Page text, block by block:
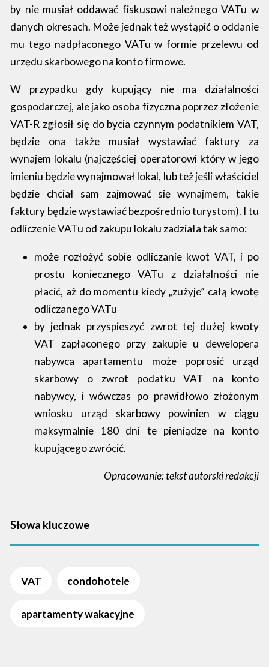
by nie musiał oddawać fiskusowi należnego VATu w
danych okresach. Może jednak też wystąpić o oddanie
mu tego nadpłaconego VATu w formie przelewu od
urzędu skarbowego na konto firmowe.
W przypadku gdy kupujący nie ma działalności
gospodarczej, ale jako osoba fizyczna poprzez złożenie
VAT-R zgłosił się do bycia czynnym podatnikiem VAT,
będzie ona także musiał wystawiać faktury za
wynajem lokalu (najczęściej operatorowi który w jego
imieniu będzie wynajmował lokal, lub też jeśli właściciel
będzie chciał sam zajmować się wynajmem, takie
faktury będzie wystawiać bezpośrednio turystom). I tu
odliczenie VATu od zakupu lokalu zadziała tak samo:
może rozłożyć sobie odliczanie kwot VAT, i po
prostu koniecznego VATu z działalności nie
płacić, aż do momentu kiedy „zużyje” całą kwotę
odliczanego VATu
by jednak przyspieszyć zwrot tej dużej kwoty
VAT zapłaconego przy zakupie u dewelopera
nabywca apartamentu może poprosić urząd
skarbowy o zwrot podatku VAT na konto
nabywcy, i wówczas po prawidłowo złożonym
wniosku urząd skarbowy powinien w ciągu
maksymalnie 180 dni te pieniądze na konto
kupującego zwrócić.
Opracowanie: tekst autorski redakcji
Słowa kluczowe
VAT condohotele
apartamenty wakacyjne